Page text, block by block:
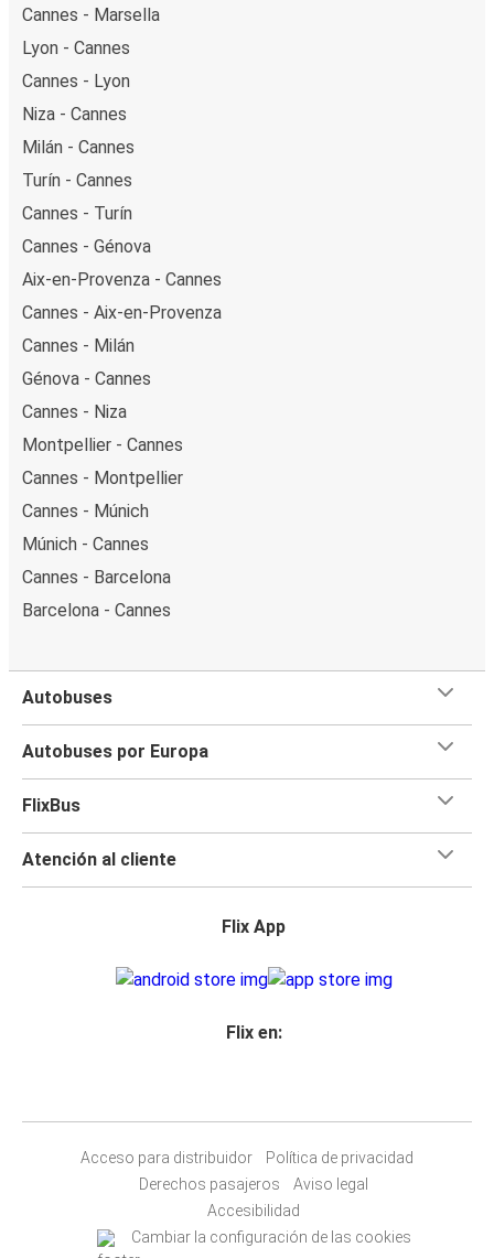
Cannes - Marsella
Lyon - Cannes
Cannes - Lyon
Niza - Cannes
Milán - Cannes
Turín - Cannes
Cannes - Turín
Cannes - Génova
Aix-en-Provenza - Cannes
Cannes - Aix-en-Provenza
Cannes - Milán
Génova - Cannes
Cannes - Niza
Montpellier - Cannes
Cannes - Montpellier
Cannes - Múnich
Múnich - Cannes
Cannes - Barcelona
Barcelona - Cannes
Autobuses
Autobuses por Europa
FlixBus
Atención al cliente
Flix App
Flix en:
Acceso para distribuidor
Política de privacidad
Derechos pasajeros
Aviso legal
Accesibilidad
Cambiar la configuración de las cookies